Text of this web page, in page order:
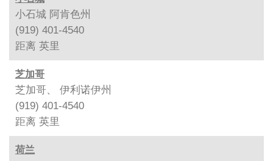
小石城 阿肯色州
(919) 401-4540
距离 英里
芝加哥
芝加哥、 伊利诺伊州
(919) 401-4540
距离 英里
荷兰